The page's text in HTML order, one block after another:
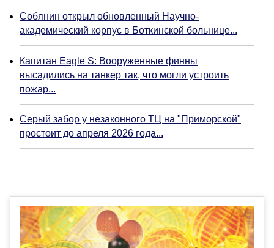
Собянин открыл обновленный Научно-
академический корпус в Боткинской больнице...
Капитан Eagle S: Вооруженные финны
высадились на танкер так, что могли устроить
пожар...
Серый забор у незаконного ТЦ на "Приморской"
простоит до апреля 2026 года...